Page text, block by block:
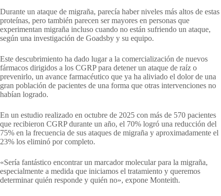
Durante un ataque de migraña, parecía haber niveles más altos de estas
proteínas, pero también parecen ser mayores en personas que
experimentan migraña incluso cuando no están sufriendo un ataque,
según una investigación de Goadsby y su equipo.
Este descubrimiento ha dado lugar a la comercialización de nuevos
fármacos dirigidos a los CGRP para detener un ataque de raíz o
prevenirlo, un avance farmacéutico que ya ha aliviado el dolor de una
gran población de pacientes de una forma que otras intervenciones no
habían logrado.
En un estudio realizado en octubre de 2025 con más de 570 pacientes
que recibieron CGRP durante un año, el 70% logró una reducción del
75% en la frecuencia de sus ataques de migraña y aproximadamente el
23% los eliminó por completo.
«Sería fantástico encontrar un marcador molecular para la migraña,
especialmente a medida que iniciamos el tratamiento y queremos
determinar quién responde y quién no», expone Monteith.